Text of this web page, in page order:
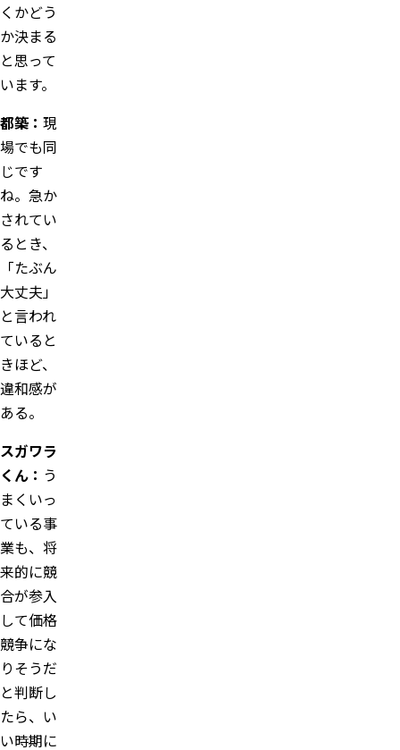
くかどう
か決まる
と思って
います。
都築： 現
場でも同
じです
ね。急か
されてい
るとき、
「たぶん
大丈夫」
と言われ
ていると
きほど、
違和感が
ある。
スガワラ
くん： う
まくいっ
ている事
業も、将
来的に競
合が参入
して価格
競争にな
りそうだ
と判断し
たら、い
い時期に